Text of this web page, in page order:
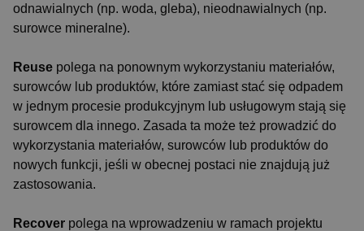
odnawialnych (np. woda, gleba), nieodnawialnych (np.
surowce mineralne).
Reuse polega na ponownym wykorzystaniu materiałów,
surowców lub produktów, które zamiast stać się odpadem
w jednym procesie produkcyjnym lub usługowym stają się
surowcem dla innego. Zasada ta może też prowadzić do
wykorzystania materiałów, surowców lub produktów do
nowych funkcji, jeśli w obecnej postaci nie znajdują już
zastosowania.
Recover polega na wprowadzeniu w ramach projektu